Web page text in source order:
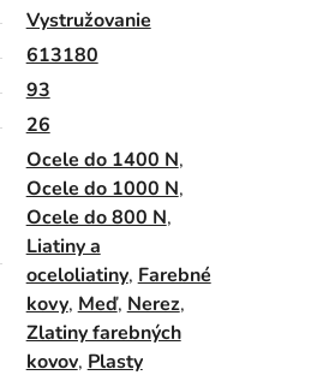
Vystružovanie
613180
93
26
Ocele do 1400 N,
Ocele do 1000 N,
Ocele do 800 N,
Liatiny a
oceloliatiny, Farebné
kovy, Meď, Nerez,
Zlatiny farebných
kovov, Plasty